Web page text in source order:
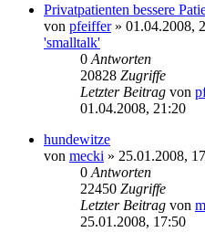
Privatpatienten bessere
von pfeiffer» 01.04.2008,
'smalltalk'
0 Antworten
20828 Zugriffe
Letzter Beitrag von
01.04.2008, 21:20
hundewitze
von mecki » 25.01.2008,
0 Antworten
22450 Zugriffe
Letzter Beitrag von
25.01.2008, 17:50